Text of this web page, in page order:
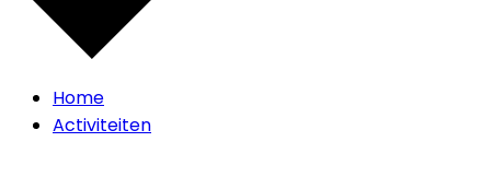
Home
Activiteiten